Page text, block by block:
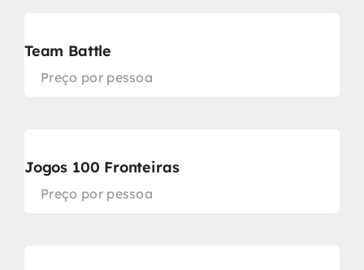
Team Battle
Preço por pessoa
Jogos 100 Fronteiras
Preço por pessoa